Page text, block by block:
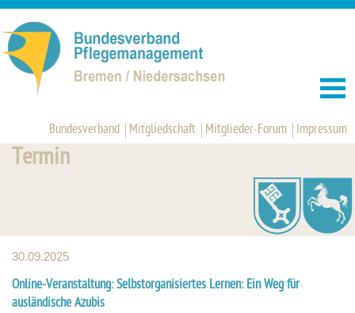
Bundesverband Mitgliedschaft Mitglieder-Forum Impressum
Termin
30.09.2025
Online-Veranstaltung: Selbstorganisiertes Lernen: Ein Weg für
ausländische Azubis